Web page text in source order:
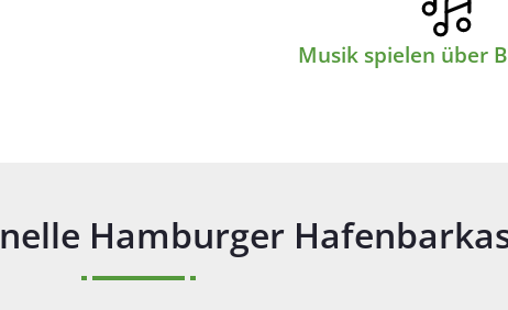
Musik spielen über
Hamburger